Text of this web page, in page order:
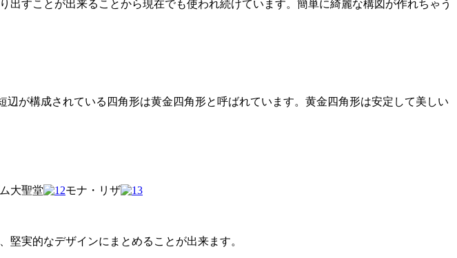
すことが出来ることから現在でも使われ続けています。簡単に綺麗な構図が作れちゃう
が構成されている四角形は黄金四角形と呼ばれています。黄金四角形は安定して美しい
大聖堂 モナ・リザ
実的なデザインにまとめることが出来ます。